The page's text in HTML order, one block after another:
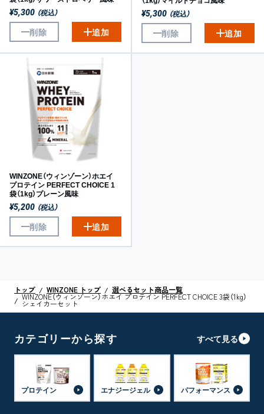
¥5,300 （税込）
削除 追加
¥5,300 （税込）
削除 追加
WINZONE（ウィンゾーン）ホエイ
プロテイン PERFECT CHOICE 1
袋（1kg）プレーン風味
¥5,200 （税込）
削除 追加
トップ WINZONE トップ 選べるセット商品一覧
WINZONE（ウィンゾーン）ホエイ プロテイン PERFECT CHOICE 3袋（1kg）
シェイカーセット
カテゴリーから探す すべて見る
プロテイン エナジージェル パフォーマンス